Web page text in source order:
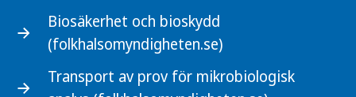
Biosäkerhet och bioskydd
(folkhalsomyndigheten.se)
Transport av prov för mikrobiologisk